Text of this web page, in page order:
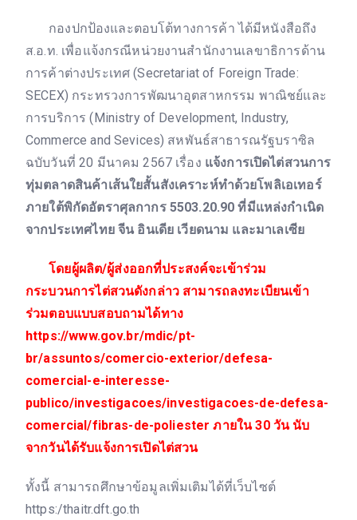
กองปกป้องและตอบโต้ทางการค้า ได้มีหนังสือถึง
ส.อ.ท. เพื่อแจ้งกรณีหน่วยงานสำนักงานเลขาธิการด้าน
การค้าต่างประเทศ (Secretariat of Foreign Trade:
SECEX) กระทรวงการพัฒนาอุตสาหกรรม พาณิชย์และ
การบริการ (Ministry of Development, Industry,
Commerce and Sevices) สหพันธ์สาธารณรัฐบราซิล
ฉบับวันที่ 20 มีนาคม 2567 เรื่อง แจ้งการเปิดไต่สวนการ
ทุ่มตลาดสินค้าเส้นใยสั้นสังเคราะห์ทำด้วยโพลิเอเทอร์
ภายใต้พิกัดอัตราศุลกากร 5503.20.90 ที่มีแหล่งกำเนิด
จากประเทศไทย จีน อินเดีย เวียดนาม และมาเลเซีย
โดยผู้ผลิต/ผู้ส่งออกที่ประสงค์จะเข้าร่วม
กระบวนการไต่สวนดังกล่าว สามารถลงทะเบียนเข้า
ร่วมตอบแบบสอบถามได้ทาง
https://www.gov.br/mdic/pt-
br/assuntos/comercio-exterior/defesa-
comercial-e-interesse-
publico/investigacoes/investigacoes-de-defesa-
comercial/fibras-de-poliester ภายใน 30 วัน นับ
จากวันได้รับแจ้งการเปิดไต่สวน
ทั้งนี้ สามารถศึกษาข้อมูลเพิ่มเติมได้ที่เว็บไซต์
https:/thaitr.dft.go.th